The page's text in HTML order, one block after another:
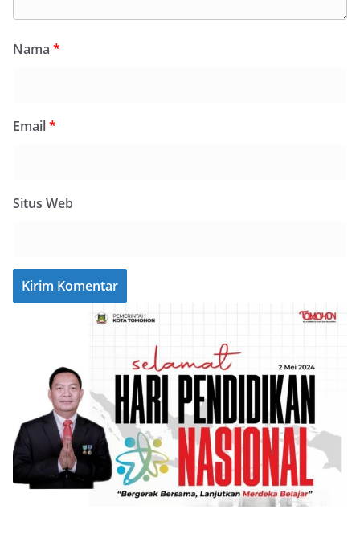
Nama *
Email*
Situs Web